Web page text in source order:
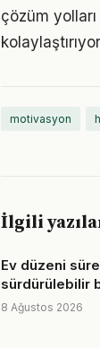
çözüm
motivasyon
İlgili
Ev düzeni
sürdürülebilir
8 Ağustos 2026